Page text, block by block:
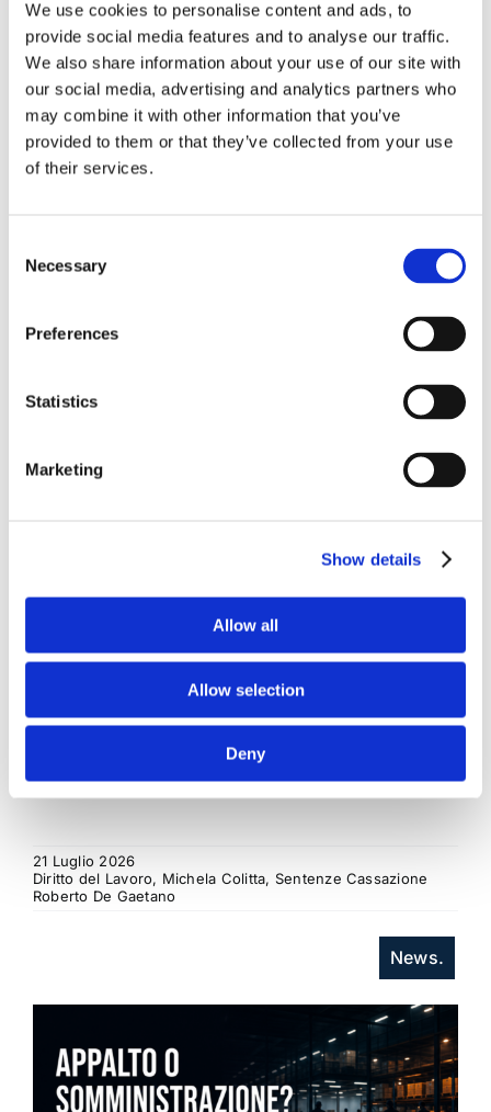
We use cookies to personalise content and ads, to
provide social media features and to analyse our traffic.
We also share information about your use of our site with
our social media, advertising and analytics partners who
may combine it with other information that you’ve
provided to them or that they’ve collected from your use
of their services.
Selection
Necessary
Preferences
Statistics
Marketing
Show details
Allow all
Allow selection
Deny
rapporti tra surrogazione legale e
La sentenza n. 16835 del 29 maggio 2026 della
Corte di Cassazione offre l'occasione per tornare
su un tema di grande rilievo teorico e pratico
nell'ambito delle obbligazioni solidali passive: il
21 Luglio 2026
Diritto del Lavoro, Michela Colitta, Sentenze Cassazione
Roberto De Gaetano
News.